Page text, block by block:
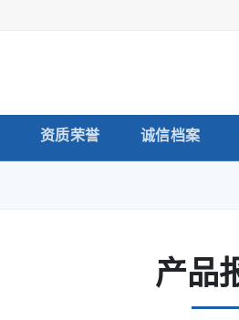
资质荣誉 诚信档案
产品